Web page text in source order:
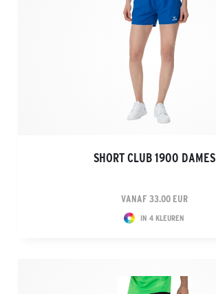
SHORT CLUB 1900 DAMES
VANAF 33.00 EUR
IN 4 KLEUREN